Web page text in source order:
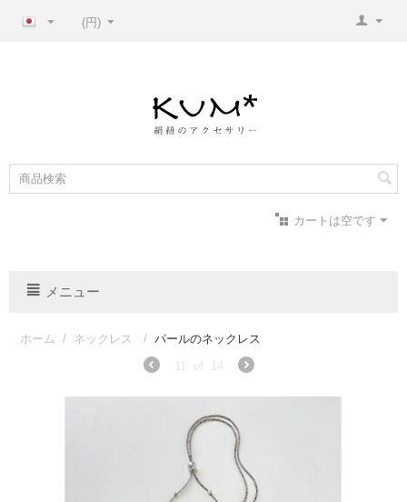
(円)
カートは空です
メニュー
ホーム / ネックレス / パールのネックレス
11 of 14